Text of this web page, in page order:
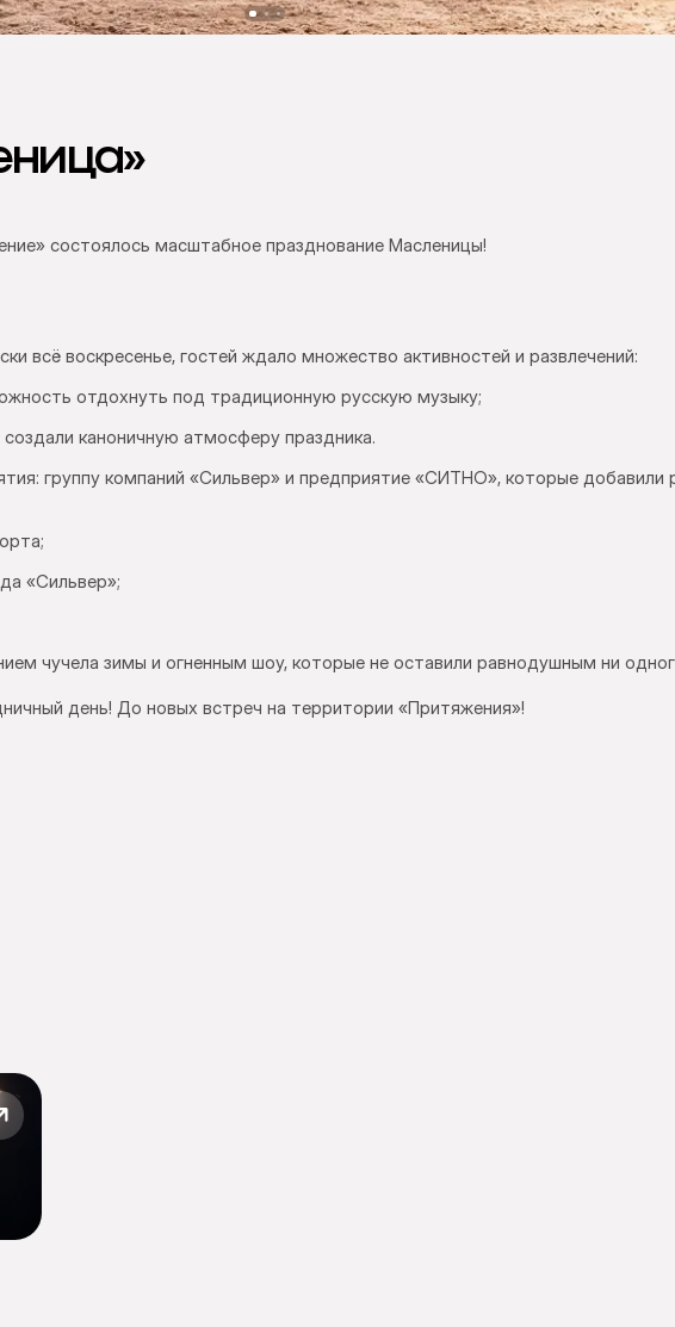
состоялось масштабное празднование Масленицы!
всё воскресенье, гостей ждало множество активностей и развлечений:
отдохнуть под традиционную русскую музыку;
каноничную атмосферу праздника.
группу компаний «Сильвер» и предприятие «СИТНО», которые добавили
«Сильвер»;
чучела зимы и огненным шоу, которые не оставили равнодушным ни
день! До новых встреч на территории «Притяжения»!